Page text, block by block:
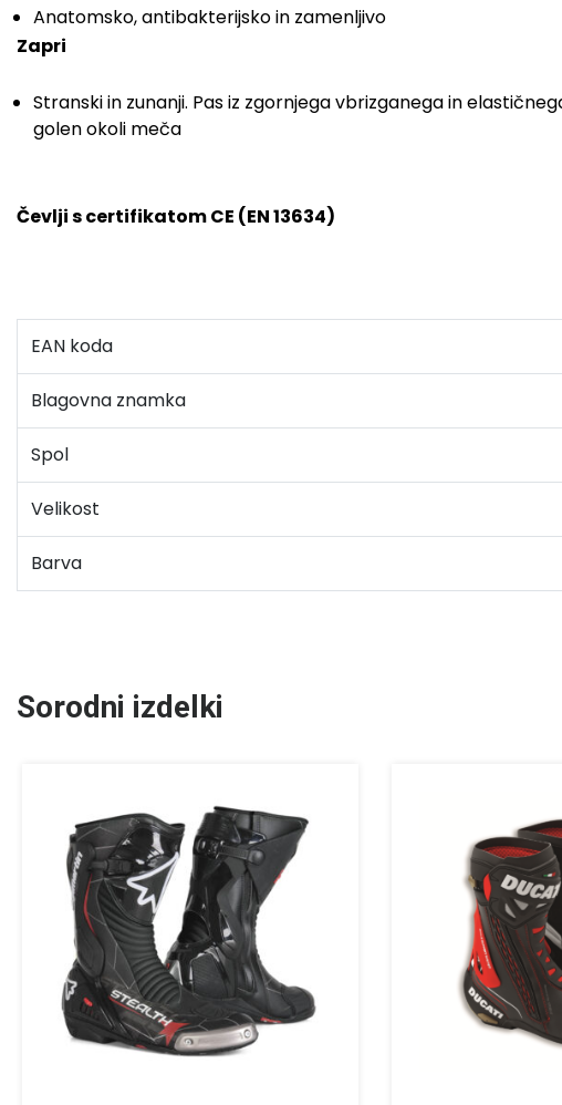
Anatomsko, antibakterijsko in zamenljivo
Zapri
Stranski in zunanji. Pas iz zgornjega vbrizganega in
golen okoli meča
Čevlji s certifikatom CE (EN 13634)
EAN koda
Blagovna znamka
Spol
Velikost
Barva
Sorodni izdelki